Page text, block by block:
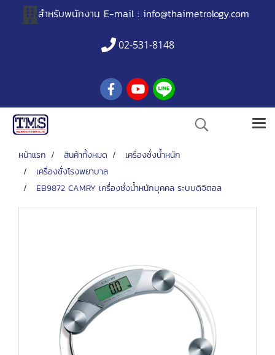
สำหรับพนักงาน E-mail : info@thaimetrology.com
02-531-8148
หน้าแรก สินค้าทั้งหมด
เครื่องชั่งน้ำหนัก
เครื่องชั่งโรงพยาบาล
EB9872 CAMRY เครื่องชั่งน้ำหนักบุคคล ระบบดิจิตอล